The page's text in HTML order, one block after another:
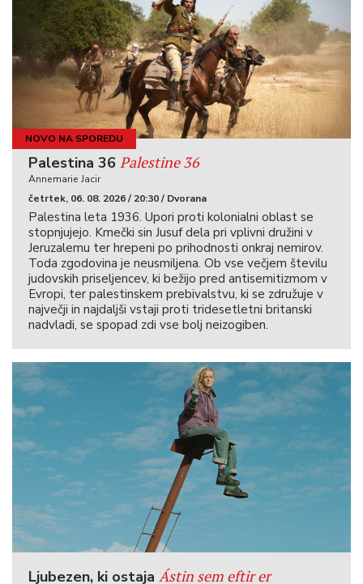
NOVO NA SPOREDU
Palestina 36 Palestine 36
Annemarie Jacir
četrtek, 06. 08. 2026 / 20:30 / Dvorana
Palestina leta 1936. Upori proti kolonialni oblast se
stopnjujejo. Kmečki sin Jusuf dela pri vplivni družini v
Jeruzalemu ter hrepeni po prihodnosti onkraj nemirov.
Toda zgodovina je neusmiljena. Ob vse večjem številu
judovskih priseljencev, ki bežijo pred antisemitizmom v
Evropi, ter palestinskem prebivalstvu, ki se združuje v
največji in najdaljši vstaji proti tridesetletni britanski
nadvladi, se spopad zdi vse bolj neizogiben.
Ljubezen, ki ostaja Ástin sem eftir er